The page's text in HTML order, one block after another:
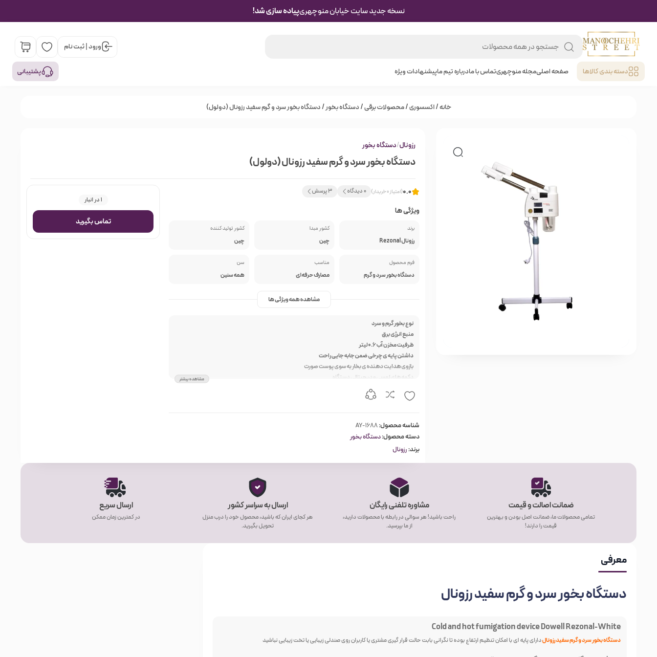
نسخه جدید سایت خیابان منوچهریپیاده سازی شد!
ورود | ثبت نام
دسته بندی کالا‌ها صفحه اصلیمجله منوچهریتماس با مادرباره تیم ماپیشنهادات ویژه پشتیبانی
خانه/اکسسوری/محصولات برقی/دستگاه بخور/ دستگاه بخور سرد و گرم سفید رزونال (دولول)
رزونال/دستگاه بخور
دستگاه بخور سرد و گرم سفید رزونال (دولول)
0.0(امتیاز 0 خریدار) 0 دیدگاه 3 پرسش
ویژگی ها
برند
رزونال Rezonal
کشور مبدا
چین
کشور تولید کننده
چین
فرم محصول
دستگاه بخور سرد و گرم
مناسب
مصارف حرفه‌ای
سن
همه سنین
مشاهده همه ویژگی ها
نوع بخور گرم و سرد
منبع انرژی برق
ظرفیت مخزن آب ۰.۶ لیتر
داشتن پایه ی چرخی ضمن جابه جایی راحت
بازوی هدایت دهنده ی بخار به سوی پوست صورت
دکمه های لمسی و دیجیتالی دستگاه
دارای هر دو نوع بخور سرد و گرم
قابلیت تنظیم ارتفاع
کارکرد راحت دستگاه
800 وات
ولتاژ از 220 تا 240
ابعاد ۱۰۵۰x۴۰۰x۱۳۱۵ میلی‌متر
مشاهده بیشتر
شناسه محصول:AY-1688
دسته محصول:دستگاه بخور
برند:رزونال
1 در انبار
تماس بگیرید
ضمانت اصالت و قیمت
تمامی محصولات ما، ضمانت اصل بودن و بهترین
قیمت را دارند!
مشاوره تلفنی رایگان
راحت باشید! هر سوالی در رابطه با محصولات دارید،
از ما بپرسید.
ارسال به سراسر کشور
هر کجای ایران که باشید، محصول خود را درب منزل
تحویل بگیرید.
ارسال سریع
در کمترین زمان ممکن
معرفی
دستگاه بخور سرد و گرم سفید رزونال
Cold and hot fumigation device Dowell Rezonal-White
دستگاه بخور سرد و گرم سفید رزونالدارای پایه ای با امکان تنظیم ارتفاع بوده تا نگرانی بابت حالت قرار گیری مشتری یا کاربران روی صندلی زیبایی یا تخت زیبایی نباشید